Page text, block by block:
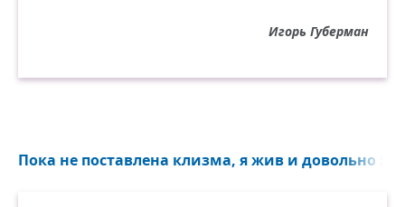
Игорь Губерман
Пока не поставлена клизма, я жив и довольно